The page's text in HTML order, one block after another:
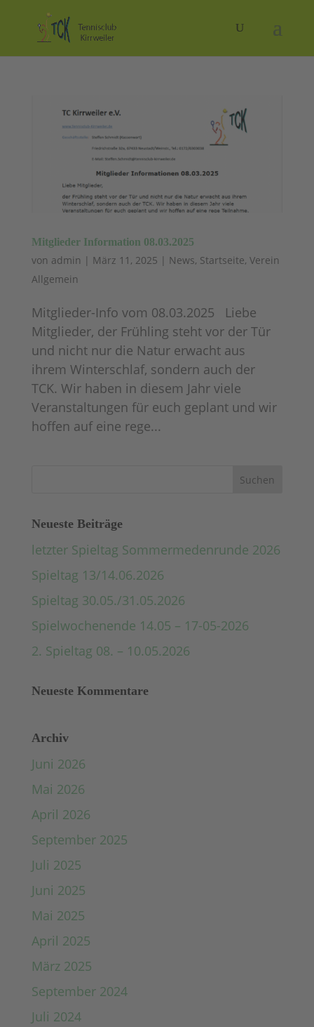
Mitglieder Information 08.03.2025
von admin | März 11, 2025 | News, Startseite, Verein
Allgemein
Mitglieder-Info vom 08.03.2025 Liebe
Mitglieder, der Frühling steht vor der Tür
und nicht nur die Natur erwacht aus
ihrem Winterschlaf, sondern auch der
TCK. Wir haben in diesem Jahr viele
Veranstaltungen für euch geplant und wir
hoffen auf eine rege...
Neueste Beiträge
letzter Spieltag Sommermedenrunde 2026
Spieltag 13/14.06.2026
Spieltag 30.05./31.05.2026
Spielwochenende 14.05 – 17-05-2026
2. Spieltag 08. – 10.05.2026
Neueste Kommentare
Archiv
Juni 2026
Mai 2026
April 2026
September 2025
Juli 2025
Juni 2025
Mai 2025
April 2025
März 2025
September 2024
Juli 2024